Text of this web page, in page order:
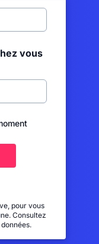
vous
pour vous
Consultez